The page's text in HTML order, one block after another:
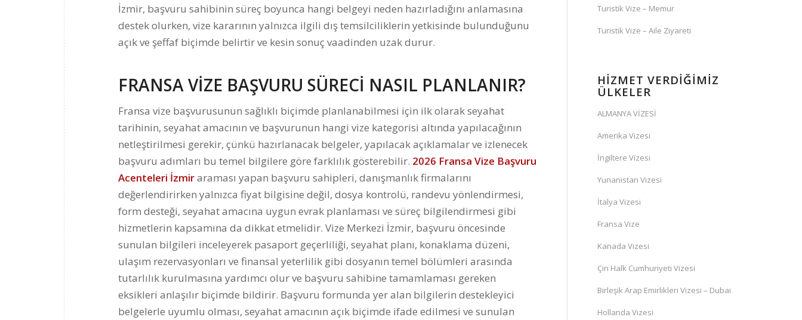
İzmir, başvuru sahibinin süreç boyunca hangi belgeyi neden hazırladığını anlamasına
destek olurken, vize kararının yalnızca ilgili dış temsilciliklerin yetkisinde bulunduğunu
açık ve şeffaf biçimde belirtir ve kesin sonuç vaadinden uzak durur.
FRANSA VİZE BAŞVURU SÜRECİ NASIL PLANLANIR?
Fransa vize başvurusunun sağlıklı biçimde planlanabilmesi için ilk olarak seyahat
tarihinin, seyahat amacının ve başvurunun hangi vize kategorisi altında yapılacağının
netleştirilmesi gerekir, çünkü hazırlanacak belgeler, yapılacak açıklamalar ve izlenecek
başvuru adımları bu temel bilgilere göre farklılık gösterebilir. 2026 Fransa Vize Başvuru
Acenteleri İzmiraraması yapan başvuru sahipleri, danışmanlık firmalarını
değerlendirirken yalnızca fiyat bilgisine değil, dosya kontrolü, randevu yönlendirmesi,
form desteği, seyahat amacına uygun evrak planlaması ve süreç bilgilendirmesi gibi
hizmetlerin kapsamına da dikkat etmelidir. Vize Merkezi İzmir, başvuru öncesinde
sunulan bilgileri inceleyerek pasaport geçerliliği, seyahat planı, konaklama düzeni,
ulaşım rezervasyonları ve finansal yeterlilik gibi dosyanın temel bölümleri arasında
tutarlılık kurulmasına yardımcı olur ve başvuru sahibine tamamlaması gereken
eksikleri anlaşılır biçimde bildirir. Başvuru formunda yer alan bilgilerin destekleyici
belgelerle uyumlu olması, seyahat amacının açık biçimde ifade edilmesi ve sunulan
Turistik Vize – Memur
Turistik Vize – Aile Ziyareti
HİZMET VERDİĞİMİZ
ÜLKELER
ALMANYA VİZESİ
Amerika Vizesi
İngiltere Vizesi
Yunanistan Vizesi
İtalya Vizesi
Fransa Vize
Kanada Vizesi
Çin Halk Cumhuriyeti Vizesi
Birleşik Arap Emirlikleri Vizesi – Dubai
Hollanda Vizesi